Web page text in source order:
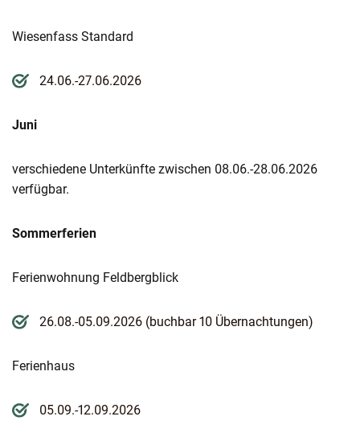
Wiesenfass Standard
24.06.-27.06.2026
Juni
verschiedene Unterkünfte zwischen 08.06.-28.06.2026
verfügbar.
Sommerferien
Ferienwohnung Feldbergblick
26.08.-05.09.2026 (buchbar 10 Übernachtungen)
Ferienhaus
05.09.-12.09.2026